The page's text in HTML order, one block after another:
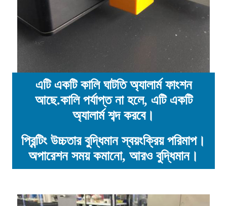
এটি একটি কালি ঘাটতি অ্যালার্ম ফাংশন
আছে.কালি পর্যাপ্ত না হলে, এটি একটি
অ্যালার্ম শব্দ করবে।
প্রিন্টিং উচ্চতার বুদ্ধিমান স্বয়ংক্রিয় পরিমাপ।
অপারেশন সময় কমানো, আরও বুদ্ধিমান।